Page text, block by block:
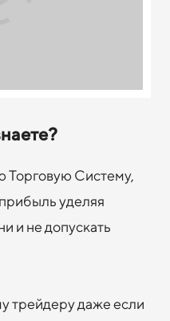
Торговую Систему,
уделяя
и не допускать
трейдеру даже если